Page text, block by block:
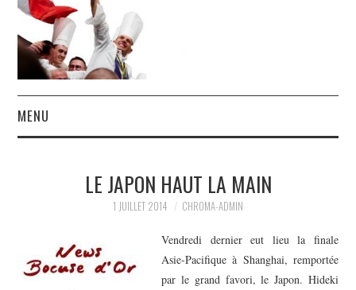
MENU
LE PALMARÈS, LES CHEFS
SAGA BOCUSE D’OR ?
LE JAPON HAUT LA MAIN
1 JUILLET 2014 CHROMA-ADMIN
Vendredi dernier eut lieu la finale
Asie-Pacifique à Shanghai, remportée
par le grand favori, le Japon. Hideki